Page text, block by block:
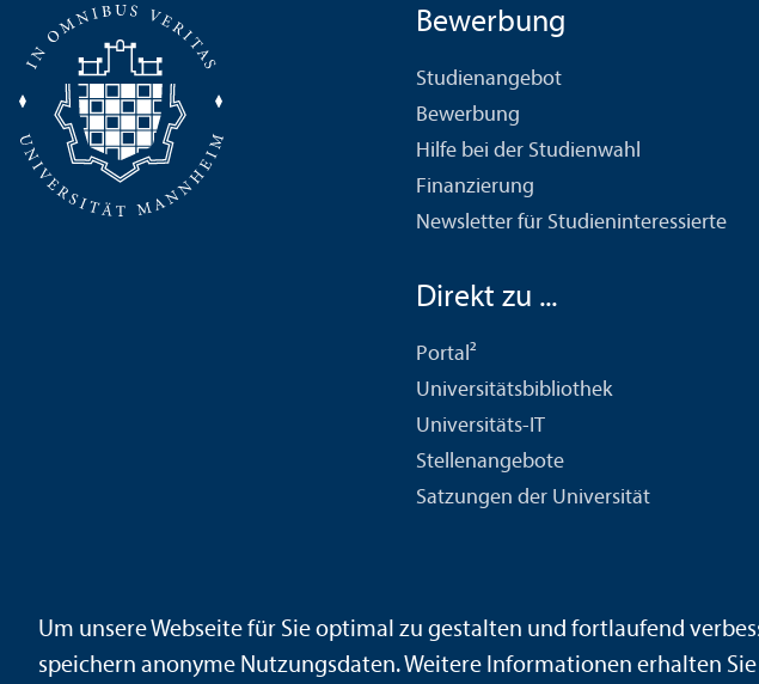
Bewerbung
Studien­angebot
Bewerbung
Hilfe bei der Studien­wahl
Finanzierung
Newsletter für Studien­interessierte
Direkt zu ...
Portal²
Universitäts­bibliothek
Universitäts-IT
Stellenangebote
Satzungen der Universität
Um unsere Webseite für Sie optimal zu gestalten und fortlaufend
speichern anonyme Nutzungs­daten. Weitere Informationen erhalten